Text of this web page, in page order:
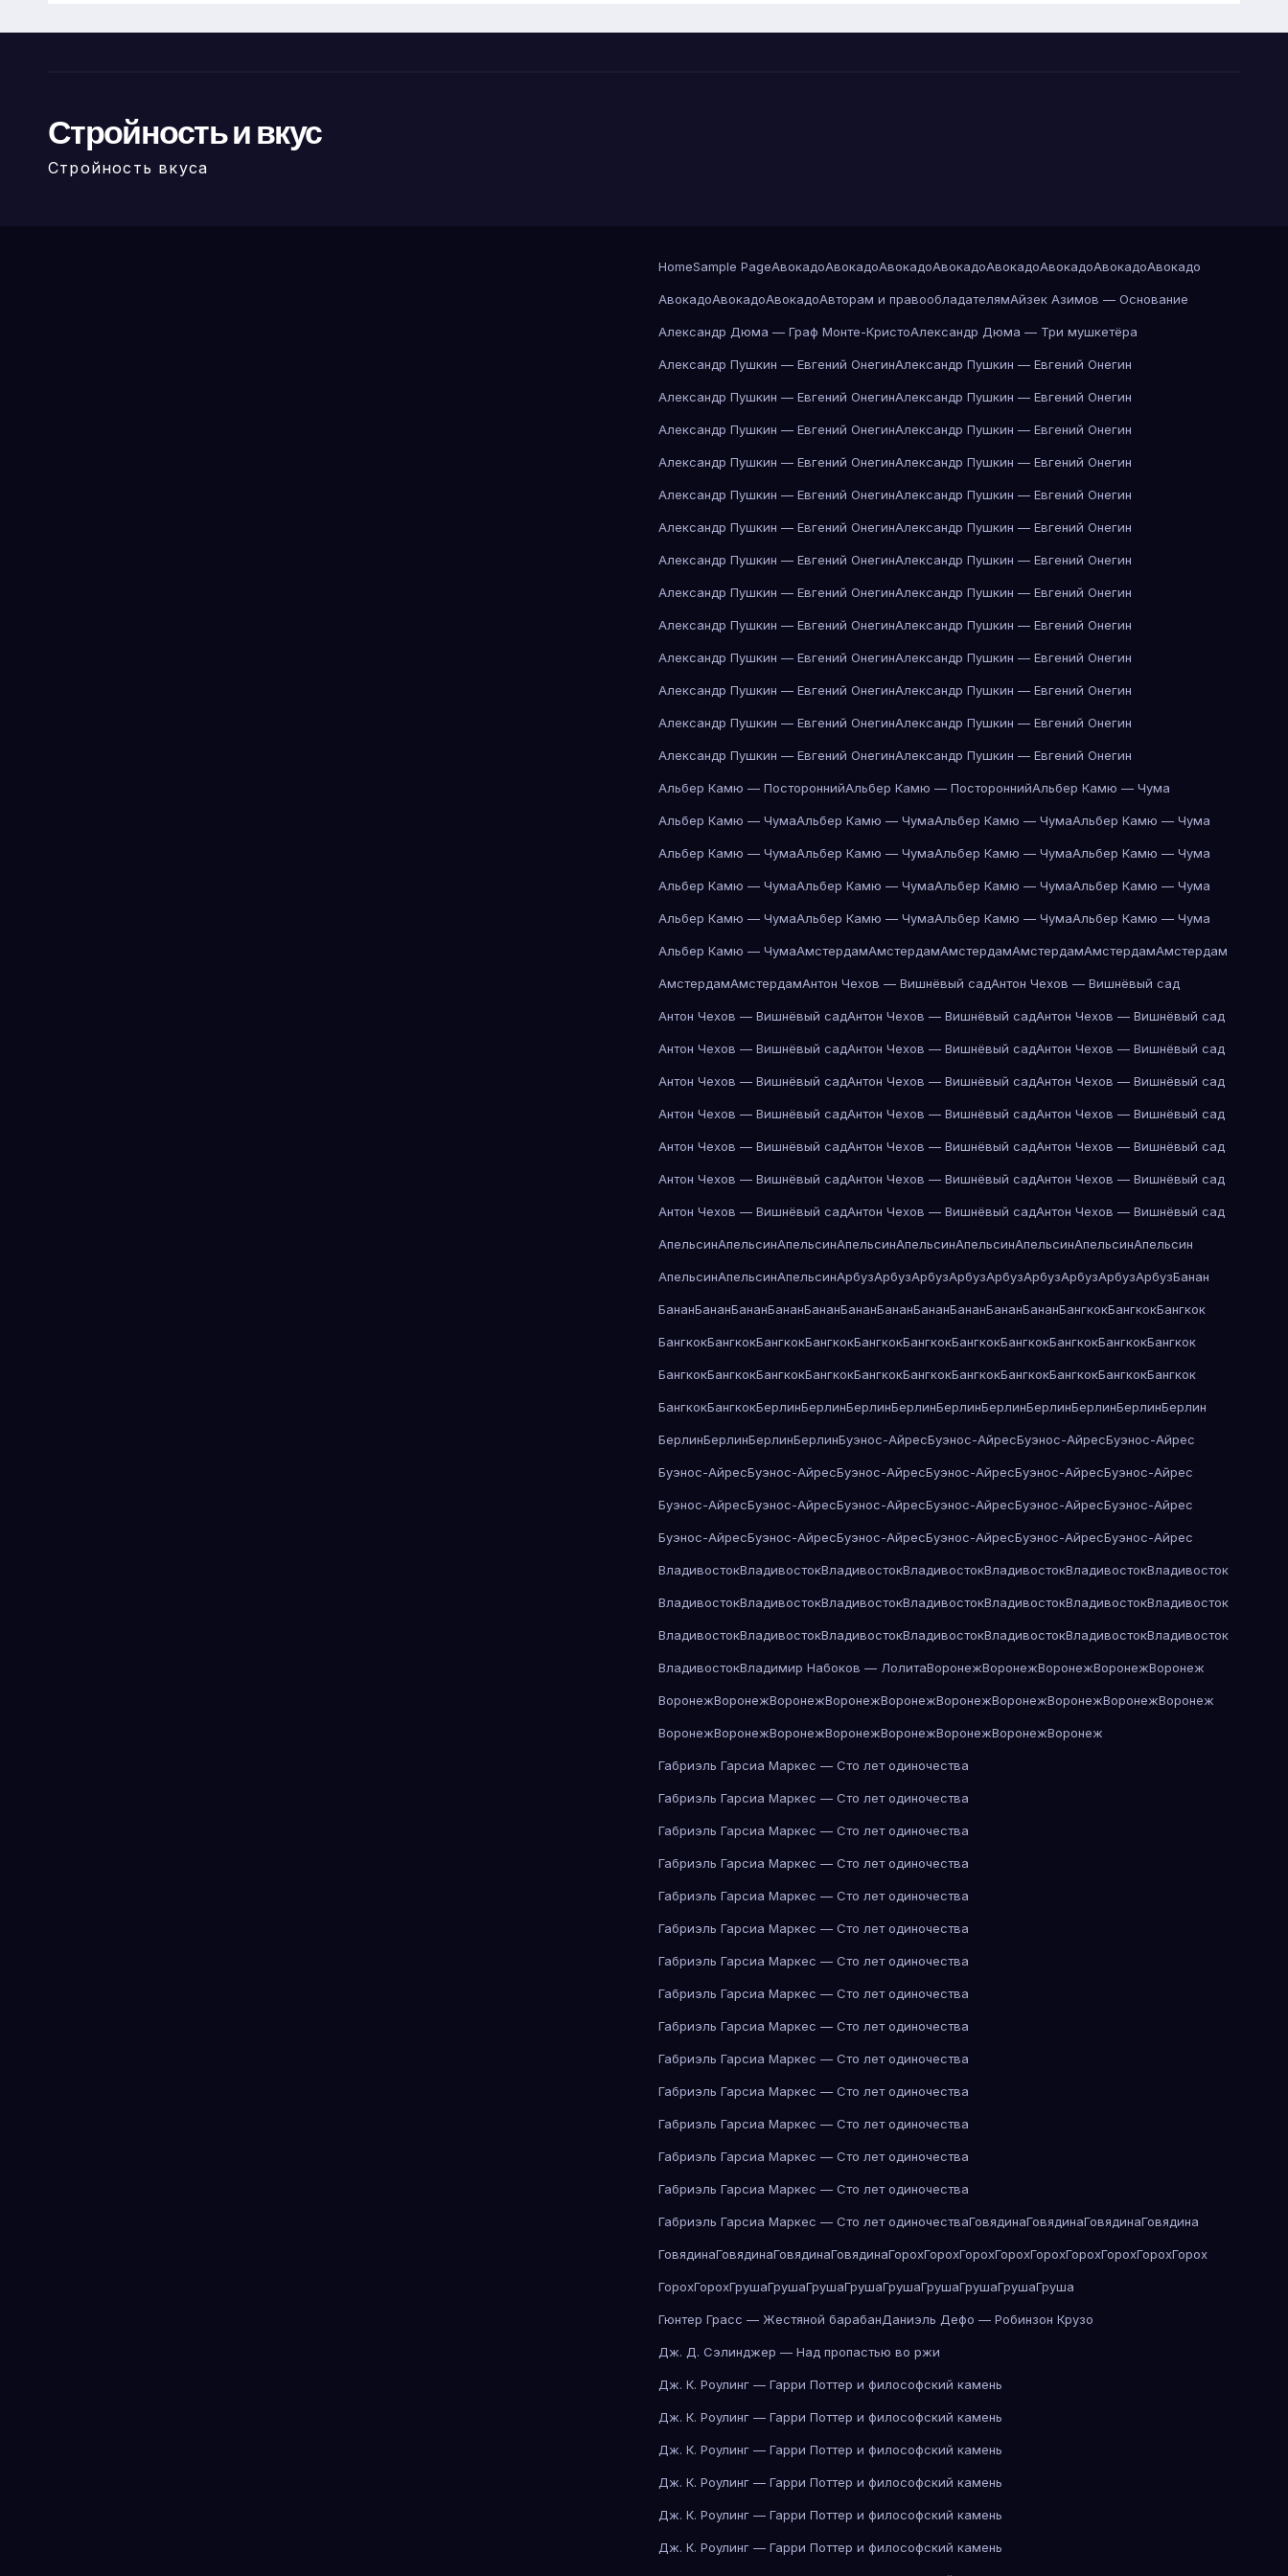
Стройность и вкус
Стройность вкуса
HomeSample PageАвокадоАвокадоАвокадоАвокадоАвокадоАвокадоАвокадоАвокадо
АвокадоАвокадоАвокадоАвторам и правообладателямАйзек Азимов — Основание
Александр Дюма — Граф Монте-КристоАлександр Дюма — Три мушкетёра
Александр Пушкин — Евгений ОнегинАлександр Пушкин — Евгений Онегин
Александр Пушкин — Евгений ОнегинАлександр Пушкин — Евгений Онегин
Александр Пушкин — Евгений ОнегинАлександр Пушкин — Евгений Онегин
Александр Пушкин — Евгений ОнегинАлександр Пушкин — Евгений Онегин
Александр Пушкин — Евгений ОнегинАлександр Пушкин — Евгений Онегин
Александр Пушкин — Евгений ОнегинАлександр Пушкин — Евгений Онегин
Александр Пушкин — Евгений ОнегинАлександр Пушкин — Евгений Онегин
Александр Пушкин — Евгений ОнегинАлександр Пушкин — Евгений Онегин
Александр Пушкин — Евгений ОнегинАлександр Пушкин — Евгений Онегин
Александр Пушкин — Евгений ОнегинАлександр Пушкин — Евгений Онегин
Александр Пушкин — Евгений ОнегинАлександр Пушкин — Евгений Онегин
Александр Пушкин — Евгений ОнегинАлександр Пушкин — Евгений Онегин
Александр Пушкин — Евгений ОнегинАлександр Пушкин — Евгений Онегин
Альбер Камю — ПостороннийАльбер Камю — ПостороннийАльбер Камю — Чума
Альбер Камю — ЧумаАльбер Камю — ЧумаАльбер Камю — ЧумаАльбер Камю — Чума
Альбер Камю — ЧумаАльбер Камю — ЧумаАльбер Камю — ЧумаАльбер Камю — Чума
Альбер Камю — ЧумаАльбер Камю — ЧумаАльбер Камю — ЧумаАльбер Камю — Чума
Альбер Камю — ЧумаАльбер Камю — ЧумаАльбер Камю — ЧумаАльбер Камю — Чума
Альбер Камю — ЧумаАмстердамАмстердамАмстердамАмстердамАмстердамАмстердам
АмстердамАмстердамАнтон Чехов — Вишнёвый садАнтон Чехов — Вишнёвый сад
Антон Чехов — Вишнёвый садАнтон Чехов — Вишнёвый садАнтон Чехов — Вишнёвый сад
Антон Чехов — Вишнёвый садАнтон Чехов — Вишнёвый садАнтон Чехов — Вишнёвый сад
Антон Чехов — Вишнёвый садАнтон Чехов — Вишнёвый садАнтон Чехов — Вишнёвый сад
Антон Чехов — Вишнёвый садАнтон Чехов — Вишнёвый садАнтон Чехов — Вишнёвый сад
Антон Чехов — Вишнёвый садАнтон Чехов — Вишнёвый садАнтон Чехов — Вишнёвый сад
Антон Чехов — Вишнёвый садАнтон Чехов — Вишнёвый садАнтон Чехов — Вишнёвый сад
Антон Чехов — Вишнёвый садАнтон Чехов — Вишнёвый садАнтон Чехов — Вишнёвый сад
АпельсинАпельсинАпельсинАпельсинАпельсинАпельсинАпельсинАпельсинАпельсин
АпельсинАпельсинАпельсинАрбузАрбузАрбузАрбузАрбузАрбузАрбузАрбузАрбузБанан
БананБананБананБананБананБананБананБананБананБананБананБангкокБангкокБангкок
БангкокБангкокБангкокБангкокБангкокБангкокБангкокБангкокБангкокБангкокБангкок
БангкокБангкокБангкокБангкокБангкокБангкокБангкокБангкокБангкокБангкокБангкок
БангкокБангкокБерлинБерлинБерлинБерлинБерлинБерлинБерлинБерлинБерлинБерлин
БерлинБерлинБерлинБерлинБуэнос-АйресБуэнос-АйресБуэнос-АйресБуэнос-Айрес
Буэнос-АйресБуэнос-АйресБуэнос-АйресБуэнос-АйресБуэнос-АйресБуэнос-Айрес
Буэнос-АйресБуэнос-АйресБуэнос-АйресБуэнос-АйресБуэнос-АйресБуэнос-Айрес
Буэнос-АйресБуэнос-АйресБуэнос-АйресБуэнос-АйресБуэнос-АйресБуэнос-Айрес
ВладивостокВладивостокВладивостокВладивостокВладивостокВладивостокВладивосток
ВладивостокВладивостокВладивостокВладивостокВладивостокВладивостокВладивосток
ВладивостокВладивостокВладивостокВладивостокВладивостокВладивостокВладивосток
ВладивостокВладимир Набоков — ЛолитаВоронежВоронежВоронежВоронежВоронеж
ВоронежВоронежВоронежВоронежВоронежВоронежВоронежВоронежВоронежВоронеж
ВоронежВоронежВоронежВоронежВоронежВоронежВоронежВоронеж
Габриэль Гарсиа Маркес — Сто лет одиночества
Габриэль Гарсиа Маркес — Сто лет одиночества
Габриэль Гарсиа Маркес — Сто лет одиночества
Габриэль Гарсиа Маркес — Сто лет одиночества
Габриэль Гарсиа Маркес — Сто лет одиночества
Габриэль Гарсиа Маркес — Сто лет одиночества
Габриэль Гарсиа Маркес — Сто лет одиночества
Габриэль Гарсиа Маркес — Сто лет одиночества
Габриэль Гарсиа Маркес — Сто лет одиночества
Габриэль Гарсиа Маркес — Сто лет одиночества
Габриэль Гарсиа Маркес — Сто лет одиночества
Габриэль Гарсиа Маркес — Сто лет одиночества
Габриэль Гарсиа Маркес — Сто лет одиночества
Габриэль Гарсиа Маркес — Сто лет одиночества
Габриэль Гарсиа Маркес — Сто лет одиночестваГовядинаГовядинаГовядинаГовядина
ГовядинаГовядинаГовядинаГовядинаГорохГорохГорохГорохГорохГорохГорохГорохГорох
ГорохГорохГрушаГрушаГрушаГрушаГрушаГрушаГрушаГрушаГруша
Гюнтер Грасс — Жестяной барабанДаниэль Дефо — Робинзон Крузо
Дж. Д. Сэлинджер — Над пропастью во ржи
Дж. К. Роулинг — Гарри Поттер и философский камень
Дж. К. Роулинг — Гарри Поттер и философский камень
Дж. К. Роулинг — Гарри Поттер и философский камень
Дж. К. Роулинг — Гарри Поттер и философский камень
Дж. К. Роулинг — Гарри Поттер и философский камень
Дж. К. Роулинг — Гарри Поттер и философский камень